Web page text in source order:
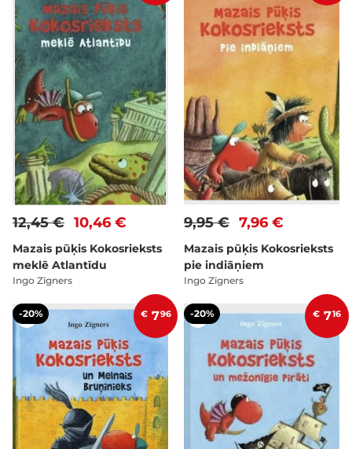
10,46 €
12,45 €
Mazais pūķis Kokosrieksts
meklē Atlantīdu
Ingo Zīgners
7,96 €
9,95 €
Mazais pūķis Kokosrieksts
pie indiāņiem
Ingo Zīgners
-20% € 796 -20% € 716